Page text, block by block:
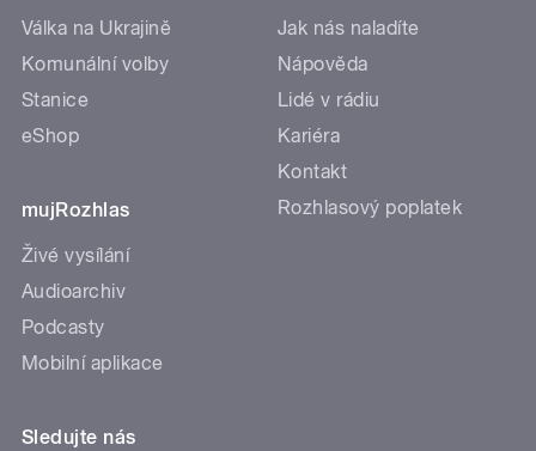
Válka na Ukrajině
Komunální volby
Stanice
eShop
mujRozhlas
Živé vysílání
Audioarchiv
Podcasty
Mobilní aplikace
Jak nás naladíte
Nápověda
Lidé v rádiu
Kariéra
Kontakt
Rozhlasový poplatek
Sledujte nás